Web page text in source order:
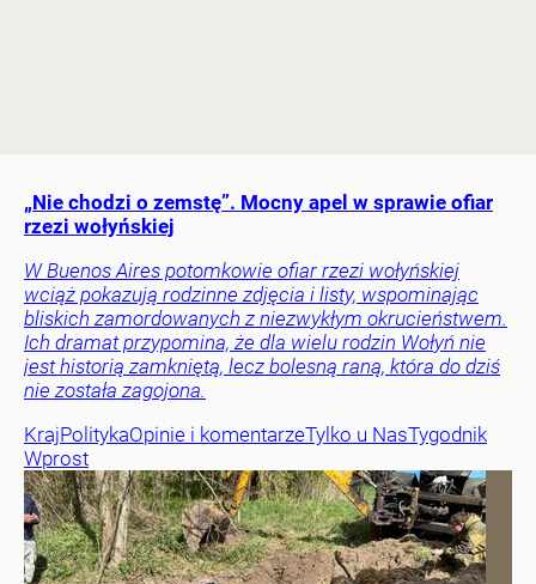
„Nie chodzi o zemstę”. Mocny apel w sprawie ofiar
rzezi wołyńskiej
W Buenos Aires potomkowie ofiar rzezi wołyńskiej
wciąż pokazują rodzinne zdjęcia i listy, wspominając
bliskich zamordowanych z niezwykłym okrucieństwem.
Ich dramat przypomina, że dla wielu rodzin Wołyń nie
jest historią zamkniętą, lecz bolesną raną, która do dziś
nie została zagojona.
KrajPolitykaOpinie i komentarzeTylko u NasTygodnik
Wprost